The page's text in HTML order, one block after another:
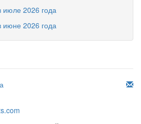
июле 2026 года
июне 2026 года